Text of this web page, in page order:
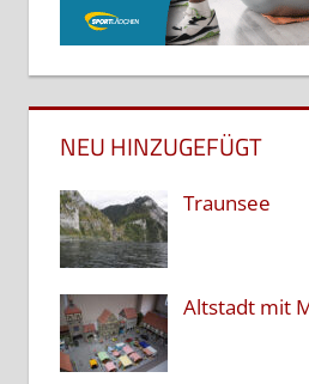
NEU HINZUGEFÜGT
Traunsee
Altstadt mit